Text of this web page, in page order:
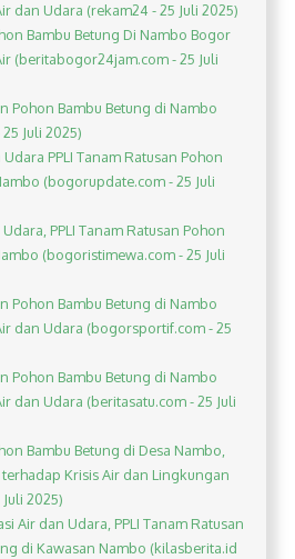
dan Udara (rekam24 - 25 Juli 2025)
Bambu Betung Di Nambo Bogor
(beritabogor24jam.com - 25 Juli
Pohon Bambu Betung di Nambo
Juli 2025)
PPLI Tanam Ratusan Pohon
(bogorupdate.com - 25 Juli
PPLI Tanam Ratusan Pohon
(bogoristimewa.com - 25 Juli
Pohon Bambu Betung di Nambo
dan Udara (bogorsportif.com - 25
Pohon Bambu Betung di Nambo
dan Udara (beritasatu.com - 25 Juli
Bambu Betung di Desa Nambo,
Krisis Air dan Lingkungan
2025)
Air dan Udara, PPLI Tanam Ratusan
di Kawasan Nambo (kilasberita.id